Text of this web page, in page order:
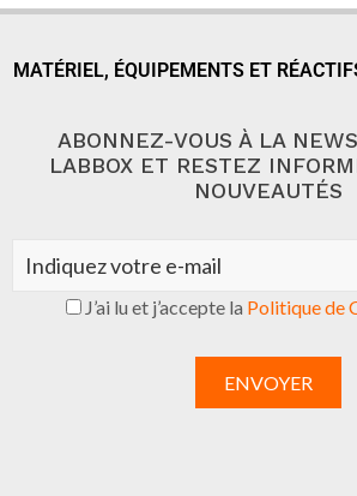
MATÉRIEL, ÉQUIPEMENTS ET
ABONNEZ-VOUS À LA
LABBOX ET RESTEZ
NOUVEAUTÉS
J’ai lu et j’accepte la Politique de